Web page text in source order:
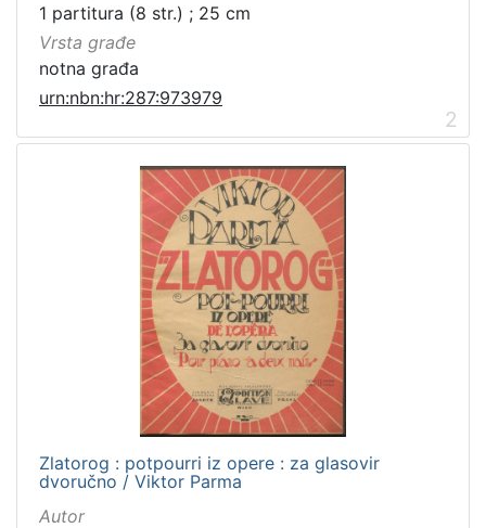
1 partitura (8 str.) ; 25 cm
Vrsta građe
notna građa
urn:nbn:hr:287:973979
2
Zlatorog : potpourri iz opere : za glasovir
dvoručno / Viktor Parma
Autor